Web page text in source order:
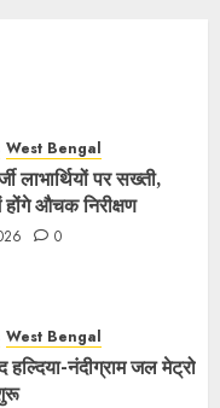
West Bengal
लाभार्थियों पर सख्ती,
औचक निरीक्षण
0
West Bengal
नंदीग्राम जल मेट्रो